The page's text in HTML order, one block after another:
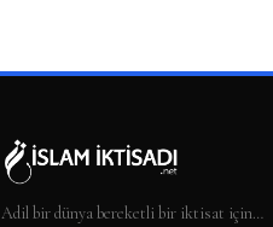
Adil bir dünya bereketli bir iktisat için…